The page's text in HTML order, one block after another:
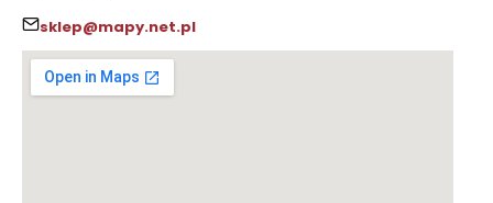
sklep@mapy.net.pl